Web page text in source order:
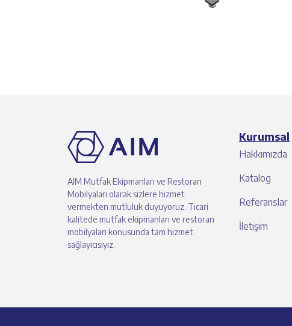
AIM Mutfak Ekipmanları ve Restoran
Mobilyaları olarak sizlere hizmet
vermekten mutluluk duyuyoruz. Ticari
kalitede mutfak ekipmanları ve restoran
mobilyaları konusunda tam hizmet
sağlayıcısıyız.
Kurumsal
Hakkımızda
Katalog
Referanslar
İletişim